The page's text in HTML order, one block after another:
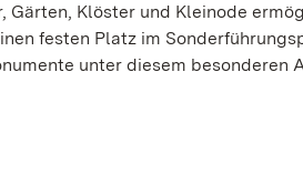
Klöster und Kleinode
festen Platz im
unter diesem besonderen